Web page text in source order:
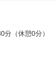
（休憩0分）